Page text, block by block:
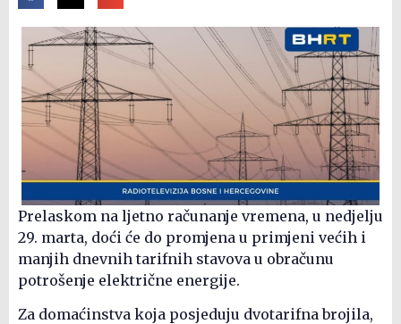
Prelaskom na ljetno računanje vremena, u nedjelju
29. marta, doći će do promjena u primjeni većih i
manjih dnevnih tarifnih stavova u obračunu
potrošenje električne energije.
Za domaćinstva koja posjeduju dvotarifna brojila,